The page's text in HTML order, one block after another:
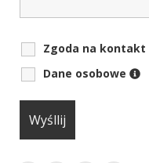
Zgoda na kontakt
Dane osobowe